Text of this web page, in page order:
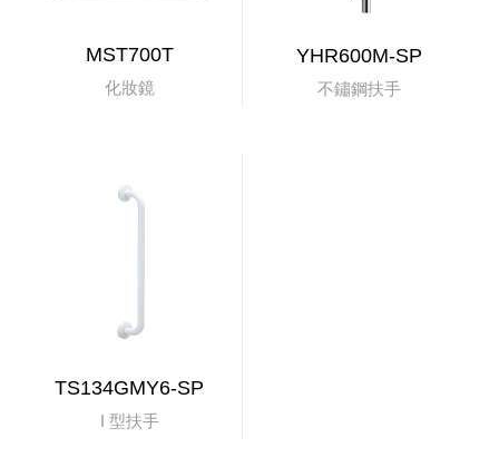
MST700T
化妝鏡
YHR600M-SP
不鏽鋼扶手
TS134GMY6-SP
I 型扶手